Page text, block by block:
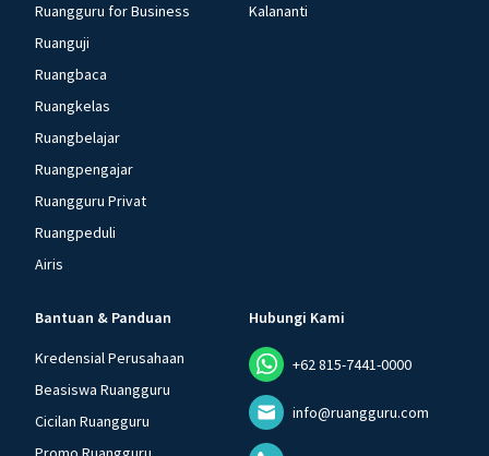
Ruangguru for Business
Ruanguji
Ruangbaca
Ruangkelas
Ruangbelajar
Ruangpengajar
Ruangguru Privat
Ruangpeduli
Airis
Kalananti
Bantuan & Panduan
Kredensial Perusahaan
Beasiswa Ruangguru
Cicilan Ruangguru
Hubungi Kami
+62 815-7441-0000
info@ruangguru.com